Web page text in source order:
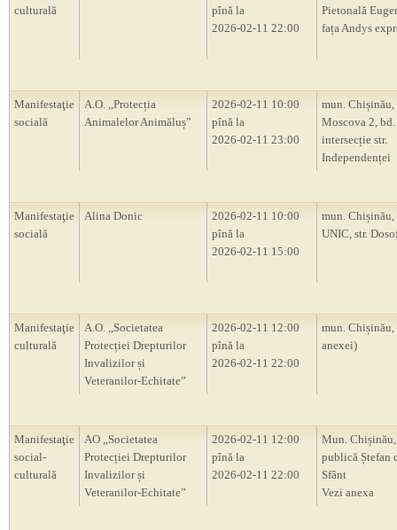
culturală
pînă la
2026-02-11 22:00
Pietonală
fața Andys
Manifestaţie
socială
A.O. ,,Protecția
Animalelor Animăluș”
2026-02-11 10:00
pînă la
2026-02-11 23:00
mun. Chișinău,
Moscova 2,
intersecție str.
Independenței
Manifestaţie
socială
Alina Donic
2026-02-11 10:00
pînă la
2026-02-11 15:00
mun. Chișinău,
UNIC, str.
Manifestaţie
culturală
A.O. ,,Societatea
Protecției Drepturilor
Invalizilor și
Veteranilor-Echitate”
2026-02-11 12:00
pînă la
2026-02-11 22:00
mun.
anexei)
Manifestaţie
social-
culturală
AO „Societatea
Protecției Drepturilor
Invalizilor și
Veteranilor-Echitate”
2026-02-11 12:00
pînă la
2026-02-11 22:00
Mun.
publică Ștefan
Sfânt
Vezi anexa